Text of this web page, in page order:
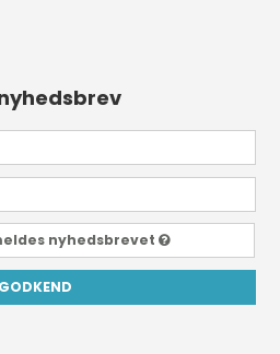
nyhedsbrevet
GODKEND